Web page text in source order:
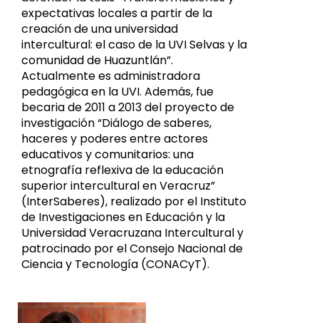
expectativas locales a partir de la
creación de una universidad
intercultural: el caso de la UVI Selvas y la
comunidad de Huazuntlán”.
Actualmente es administradora
pedagógica en la UVI. Además, fue
becaria de 2011 a 2013 del proyecto de
investigación “Diálogo de saberes,
haceres y poderes entre actores
educativos y comunitarios: una
etnografía reflexiva de la educación
superior intercultural en Veracruz”
(InterSaberes), realizado por el Instituto
de Investigaciones en Educación y la
Universidad Veracruzana Intercultural y
patrocinado por el Consejo Nacional de
Ciencia y Tecnología (CONACyT).